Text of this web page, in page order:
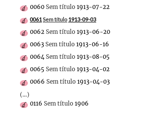
0060 Sem título 1913-07-22
0061 Sem título 1913-09-03
0062 Sem título 1913-06-20
0063 Sem título 1913-06-16
0064 Sem título 1913-08-05
0065 Sem título 1913-04-02
0066 Sem título 1913-04-03
(...)
0116 Sem título 1906